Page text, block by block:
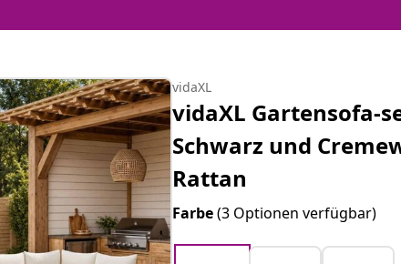
vidaXL
vidaXL Gartensofa-
Schwarz und
Rattan
Farbe(3 Optionen verfügbar)